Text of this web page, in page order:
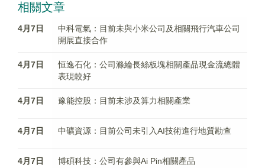
相關文章
4月7日
中科電氣：目前未與小米公司及相關飛行汽車公司
開展直接合作
4月7日
恒逸石化：公司滌綸長絲板塊相關產品現金流總體
表現較好
4月7日 豫能控股：目前未涉及算力相關產業
4月7日 中礦資源：目前公司未引入AI技術進行地質勘查
4月7日 博碩科技：公司有參與Ai Pin相關產品